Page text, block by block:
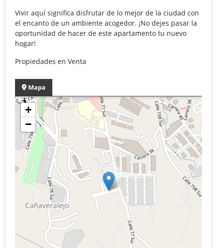
Vivir aquí significa disfrutar de lo mejor de la ciudad con
el encanto de un ambiente acogedor. ¡No dejes pasar la
oportunidad de hacer de este apartamento tu nuevo
hogar!
Propiedades en Venta
Mapa
+
−